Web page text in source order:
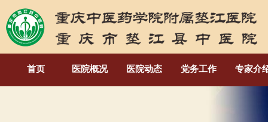
首页 医院概况 医院动态 党务工作 专家介